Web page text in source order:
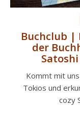
Buchclub |
der
Kommt mit
Tokios und
cozy